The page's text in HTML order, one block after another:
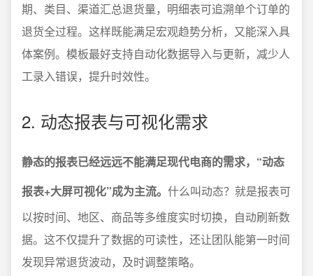
期、类目、渠道汇总退货量，明细表可追溯单个订单的
退货全过程。这样既能满足宏观趋势分析，又能深入具
体案例。模板最好支持自动化数据导入与更新，减少人
工录入错误，提升时效性。
2. 动态报表与可视化需求
静态的报表已经远远不能满足现代电商的需求，“动态
报表+大屏可视化”成为主流。 什么叫动态？就是报表可
以按时间、地区、商品等多维度实时切换，自动刷新数
据。这不仅提升了数据的可读性，还让团队能第一时间
发现异常退货波动，及时调整策略。